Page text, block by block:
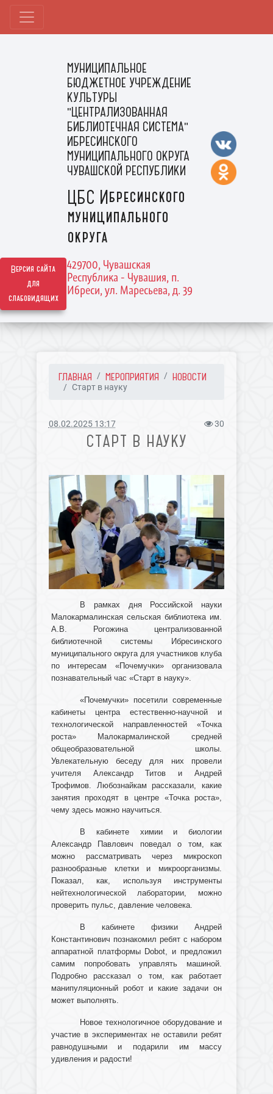
Версия сайта
для
слабовидящих
МУНИЦИПАЛЬНОЕ
БЮДЖЕТНОЕ УЧРЕЖДЕНИЕ
КУЛЬТУРЫ
"ЦЕНТРАЛИЗОВАННАЯ
БИБЛИОТЕЧНАЯ СИСТЕМА"
ИБРЕСИНСКОГО
МУНИЦИПАЛЬНОГО ОКРУГА
ЧУВАШСКОЙ РЕСПУБЛИКИ
ЦБС Ибресинского
муниципального
округа
429700, Чувашская
Республика - Чувашия, п.
Ибреси, ул. Маресьева, д. 39
ГЛАВНАЯ МЕРОПРИЯТИЯ НОВОСТИ
Старт в науку
08.02.2025 13:17 30
СТАРТ В НАУКУ
В рамках дня Российской науки
Малокармалинская сельская библиотека им.
А.В. Рогожина централизованной
библиотечной системы Ибресинского
муниципального округа для участников клуба
по интересам «Почемучки» организовала
познавательный час «Старт в науку».
«Почемучки» посетили современные
кабинеты центра естественно-научной и
технологической направленностей «Точка
роста» Малокармалинской средней
общеобразовательной школы.
Увлекательную беседу для них провели
учителя Александр Титов и Андрей
Трофимов. Любознайкам рассказали, какие
занятия проходят в центре «Точка роста»,
чему здесь можно научиться.
В кабинете химии и биологии
Александр Павлович поведал о том, как
можно рассматривать через микроскоп
разнообразные клетки и микроорганизмы.
Показал, как, используя инструменты
нейтехнологической лаборатории, можно
проверить пульс, давление человека.
В кабинете физики Андрей
Константинович познакомил ребят с набором
аппаратной платформы Dobot, и предложил
самим попробовать управлять машиной.
Подробно рассказал о том, как работает
манипуляционный робот и какие задачи он
может выполнять.
Новое технологичное оборудование и
участие в экспериментах не оставили ребят
равнодушными и подарили им массу
удивления и радости!